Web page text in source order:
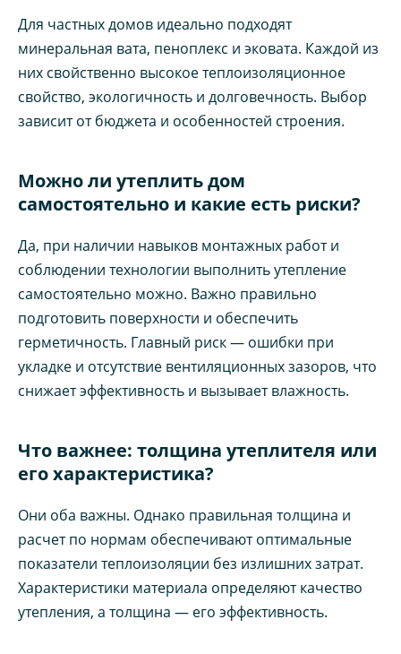
Для частных домов идеально подходят
минеральная вата, пеноплекс и эковата. Каждой из
них свойственно высокое теплоизоляционное
свойство, экологичность и долговечность. Выбор
зависит от бюджета и особенностей строения.
Можно ли утеплить дом
самостоятельно и какие есть риски?
Да, при наличии навыков монтажных работ и
соблюдении технологии выполнить утепление
самостоятельно можно. Важно правильно
подготовить поверхности и обеспечить
герметичность. Главный риск — ошибки при
укладке и отсутствие вентиляционных зазоров, что
снижает эффективность и вызывает влажность.
Что важнее: толщина утеплителя или
его характеристика?
Они оба важны. Однако правильная толщина и
расчет по нормам обеспечивают оптимальные
показатели теплоизоляции без излишних затрат.
Характеристики материала определяют качество
утепления, а толщина — его эффективность.